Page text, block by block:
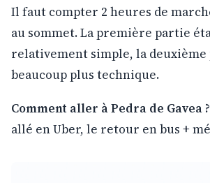
Il faut compter 2 heures de
au sommet. La première partie
relativement simple, la
beaucoup plus technique.
Comment aller à Pedra de Gavea ?
allé en Uber, le retour en bus +